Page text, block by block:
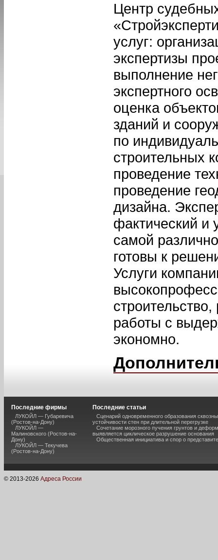
Центр
услуг:
экспертизы
выполнение
экспертного
оценка
зданий и
по
строительных
проведение
проведение
дизайна.
фактический и
самой
готовы к
Услуги
работы с
экономно.
Последние фирмы
ЛУКОЙЛ — Губаревича
(Ростов-на-Дону)
ЛУКОЙЛ —
Малиновского (Ростов-на-
Дону)
ЛУКОЙЛ — Текучева
(Ростов-на-Дону)
Последние статьи
Сценарий одновременного образования
устойчивости стен при длительной перегрузке
Сочетание морозного пучения грунтов и
выявляется циклическое разрушение основания
Общественная инициатива и спор о
© 2013-2026 Адреса России